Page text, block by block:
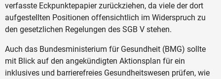
verfasste Eckpunktepapier zurückziehen, da viele der dort
aufgestellten Positionen offensichtlich im Widerspruch zu
den gesetzlichen Regelungen des SGB V stehen.
Auch das Bundesministerium für Gesundheit (BMG) sollte
mit Blick auf den angekündigten Aktionsplan für ein
inklusives und barrierefreies Gesundheitswesen prüfen, wie